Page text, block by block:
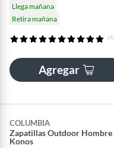
Llega mañana
Retira mañana
(7)
Agregar
COLUMBIA
Zapatillas Outdoor Hombre
Konos